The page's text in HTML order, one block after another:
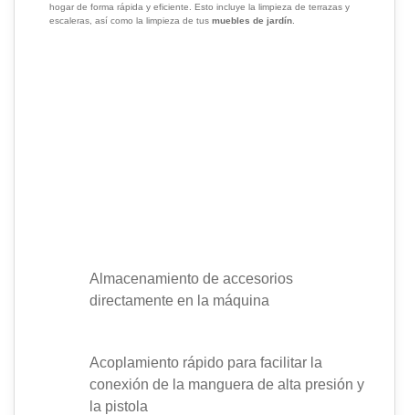
hogar de forma rápida y eficiente. Esto incluye la limpieza de terrazas y
escaleras, así como la limpieza de tus muebles de jardín.
Almacenamiento de accesorios
directamente en la máquina
Acoplamiento rápido para facilitar la
conexión de la manguera de alta presión y
la pistola